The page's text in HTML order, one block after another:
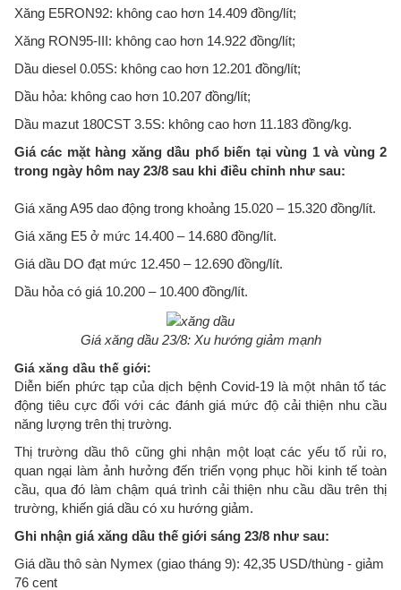
Xăng E5RON92: không cao hơn 14.409 đồng/lít;
Xăng RON95-III: không cao hơn 14.922 đồng/lít;
Dầu diesel 0.05S: không cao hơn 12.201 đồng/lít;
Dầu hỏa: không cao hơn 10.207 đồng/lít;
Dầu mazut 180CST 3.5S: không cao hơn 11.183 đồng/kg.
Giá các mặt hàng xăng dầu phổ biến tại vùng 1 và vùng 2
trong ngày hôm nay 23/8 sau khi điều chỉnh như sau:
Giá xăng A95 dao động trong khoảng 15.020 – 15.320 đồng/lít.
Giá xăng E5 ở mức 14.400 – 14.680 đồng/lít.
Giá dầu DO đạt mức 12.450 – 12.690 đồng/lít.
Dầu hỏa có giá 10.200 – 10.400 đồng/lít.
Giá xăng dầu 23/8: Xu hướng giảm mạnh
Giá xăng dầu thế giới:
Diễn biến phức tạp của dịch bệnh Covid-19 là một nhân tố tác
động tiêu cực đối với các đánh giá mức độ cải thiện nhu cầu
năng lượng trên thị trường.
Thị trường dầu thô cũng ghi nhận một loạt các yếu tố rủi ro,
quan ngại làm ảnh hưởng đến triển vọng phục hồi kinh tế toàn
cầu, qua đó làm chậm quá trình cải thiện nhu cầu dầu trên thị
trường, khiến giá dầu có xu hướng giảm.
Ghi nhận giá xăng dầu thế giới sáng 23/8 như sau:
Giá dầu thô sàn Nymex (giao tháng 9): 42,35 USD/thùng - giảm
76 cent